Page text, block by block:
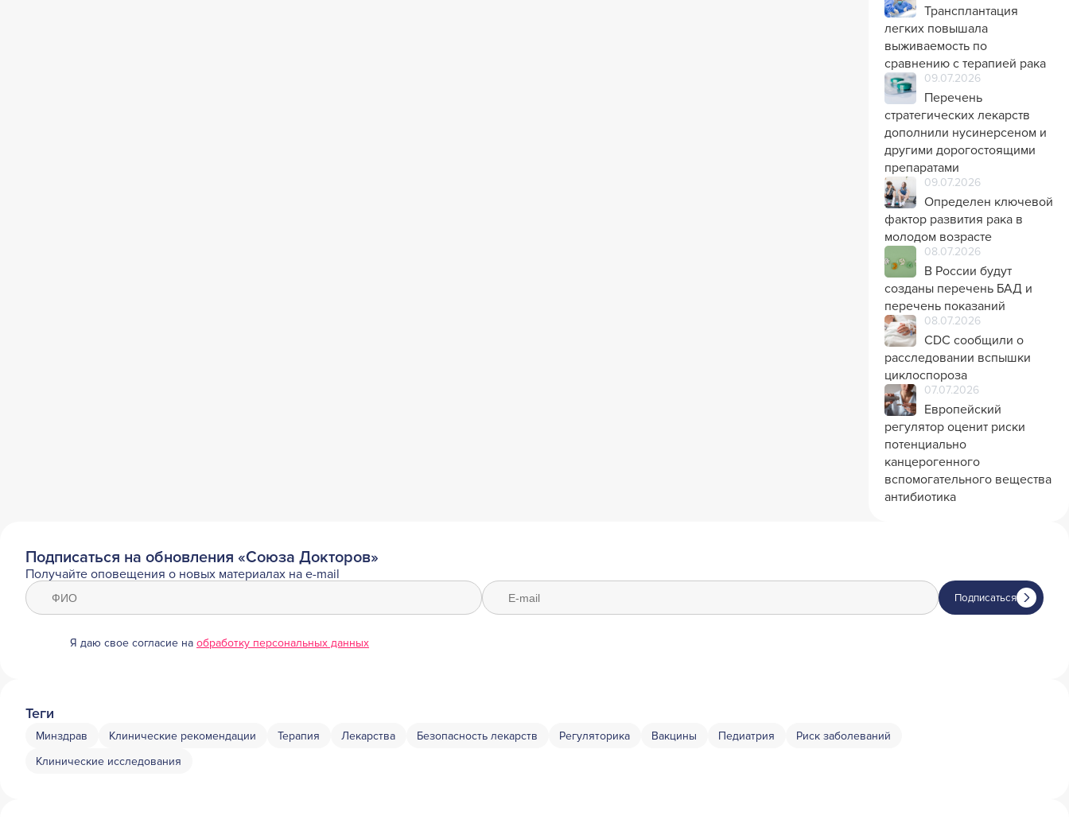
Трансплантация
легких повышала
выживаемость по
сравнению с терапией рака
09.07.2026
Перечень
стратегических лекарств
дополнили нусинерсеном и
другими дорогостоящими
препаратами
09.07.2026
Определен ключевой
фактор развития рака в
молодом возрасте
08.07.2026
В России будут
созданы перечень БАД и
перечень показаний
08.07.2026
CDC сообщили о
расследовании вспышки
циклоспороза
07.07.2026
Европейский
регулятор оценит риски
потенциально
канцерогенного
вспомогательного вещества
антибиотика
Подписаться на обновления «Союза Докторов»
Получайте оповещения о новых материалах на e-mail
Я даю свое согласие на обработку персональных данных
Подписаться
Теги
Минздрав Клинические рекомендации Терапия Лекарства Безопасность лекарств Регуляторика Вакцины Педиатрия
Риск заболеваний
Клинические исследования